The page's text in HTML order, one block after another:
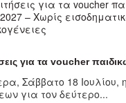
για τα voucher
Σάββατο 18 Ιουλίου,
για τον δεύτερο...